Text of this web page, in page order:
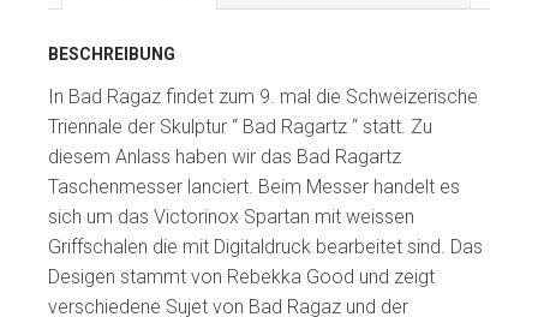
BESCHREIBUNG
In Bad Ragaz findet zum 9. mal die Schweizerische
Triennale der Skulptur “ Bad Ragartz “ statt. Zu
diesem Anlass haben wir das Bad Ragartz
Taschenmesser lanciert. Beim Messer handelt es
sich um das Victorinox Spartan mit weissen
Griffschalen die mit Digitaldruck bearbeitet sind. Das
Desigen stammt von Rebekka Good und zeigt
verschiedene Sujet von Bad Ragaz und der